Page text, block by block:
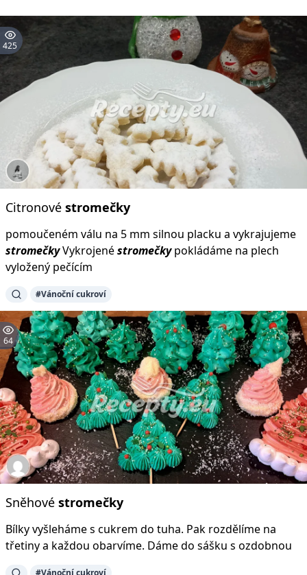
425
Citronové stromečky
pomoučeném válu na 5 mm silnou placku a vykrajujeme
stromečkyVykrojenéstromečkypokládáme na plech
vyložený pečícím
#Vánoční cukroví
64
Sněhové stromečky
Bílky vyšleháme s cukrem do tuha. Pak rozdělíme na
třetiny a každou obarvíme. Dáme do sášku s ozdobnou
#Vánoční cukroví